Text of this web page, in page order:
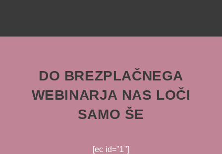
DO BREZPLAČNEGA
WEBINARJA NAS LOČI
SAMO ŠE
[ec id="1"]